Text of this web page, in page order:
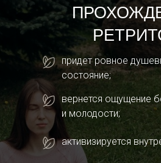
придет ровное
состояние;
вернется ощущение
и молодости;
активизируется